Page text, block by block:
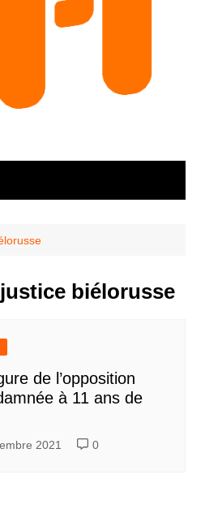
biélorusse
de l’opposition
à 11 ans de
2021 0